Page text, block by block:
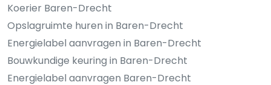
Koerier Baren-Drecht
Opslagruimte huren in Baren-Drecht
Energielabel aanvragen in Baren-Drecht
Bouwkundige keuring in Baren-Drecht
Energielabel aanvragen Baren-Drecht